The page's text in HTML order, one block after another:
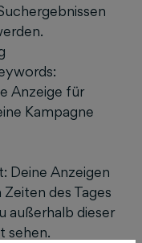
Anzeige für
Kampagne
Deine Anzeigen
des Tages
außerhalb dieser
sehen.